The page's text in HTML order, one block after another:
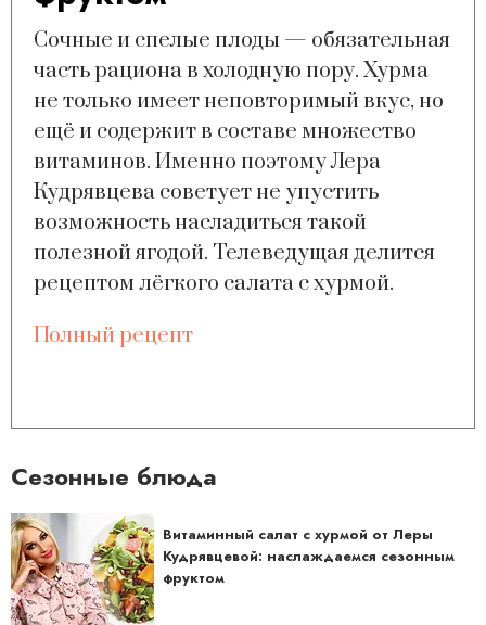
Сочные и спелые плоды — обязательная
часть рациона в холодную пору. Хурма
не только имеет неповторимый вкус, но
ещё и содержит в составе множество
витаминов. Именно поэтому Лера
Кудрявцева советует не упустить
возможность насладиться такой
полезной ягодой. Телеведущая делится
рецептом лёгкого салата с хурмой.
Полный рецепт
Сезонные блюда
Витаминный салат с хурмой от Леры
Кудрявцевой: наслаждаемся сезонным
фруктом